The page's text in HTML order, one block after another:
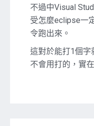
eclipse
加
自
動
提
示
不過中Visual
受怎麼eclipse一
令跑出來。
這對於能打1個字
不會用打的，實